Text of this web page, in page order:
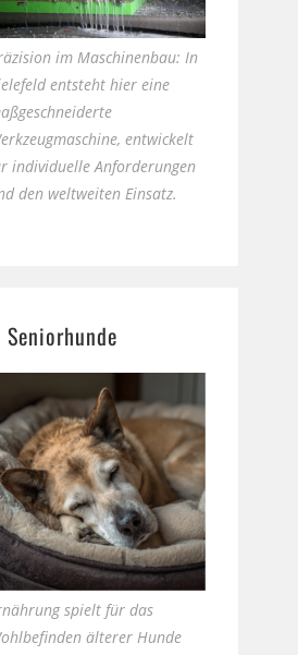
im Maschinenbau: In
entsteht hier eine
entwickelt
individuelle Anforderungen
den weltweiten Einsatz.
Seniorhunde
spielt für das
älterer Hunde